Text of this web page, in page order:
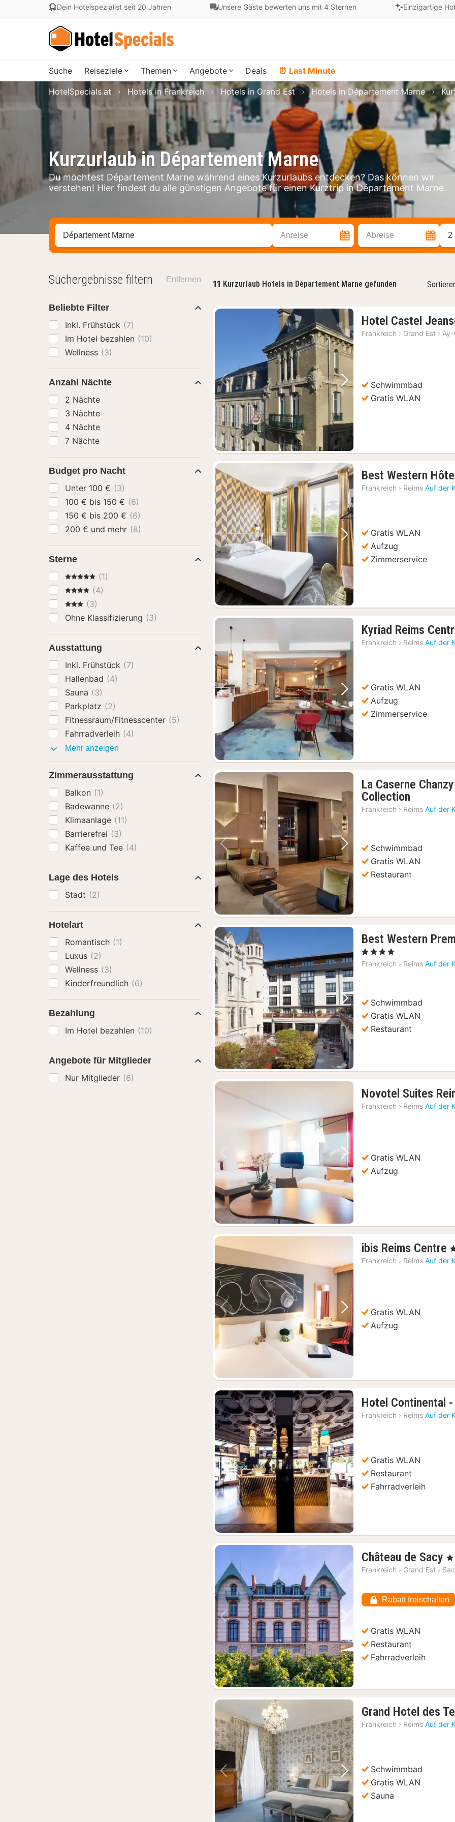
Dein Hotelspezialist seit 20 Jahren Unsere Gäste bewerten uns mit 4 Sternen Einzigartige
Suche Reiseziele Themen Angebote Deals ⏰ Last Minute
Kurzurlaub in Département Marne
Du möchtest Département Marne während eines Kurzurlaubs entdecken? Das können wir
verstehen! Hier findest du alle günstigen Angebote für einen Kurztrip in Département Marne.
HotelSpecials.at Hotels in Frankreich Hotels in Grand Est Hotels in Département Marne
Stadt, Region oder Hotel suchen Anreise Abreise 2
11 Kurzurlaub Hotels in Département Marne gefunden
Vorheriges Bild Nächstes Bild
Hotel Castel
Frankreich › Grand Est ›
Schwimmbad
Gratis WLAN
Vorheriges Bild Nächstes Bild
Best Western
Frankreich › Reims Auf der
Gratis WLAN
Aufzug
Zimmerservice
Vorheriges Bild Nächstes Bild
Kyriad Reims
Frankreich › Reims Auf der
Gratis WLAN
Aufzug
Zimmerservice
Vorheriges Bild Nächstes Bild
La Caserne
Collection
Nacht
€
Frankreich › Reims Auf der
Schwimmbad
Gratis WLAN
Restaurant
Vorheriges Bild Nächstes Bild
Best Western
, 4 Sterne
Frankreich › Reims Auf der
Schwimmbad
Gratis WLAN
Restaurant
Vorheriges Bild Nächstes Bild
Novotel Suites
Frankreich › Reims Auf der
Gratis WLAN
Aufzug
Vorheriges Bild Nächstes Bild
ibis Reims Centre ,
Frankreich › Reims Auf der
Gratis WLAN
Aufzug
Vorheriges Bild Nächstes Bild
Hotel Continental -
Frankreich › Reims Auf der
Gratis WLAN
Restaurant
Fahrradverleih
Vorheriges Bild Nächstes Bild
Château de Sacy 1
€
, 5
Frankreich › Grand Est ›
Rabatt freischalten
Gratis WLAN
Restaurant
Fahrradverleih
Vorheriges Bild Nächstes Bild
Grand Hotel des
Frankreich › Reims Auf der
Schwimmbad
Gratis WLAN
Sauna
Suchergebnisse filtern Entfernen
Beliebte Filter
Inkl. Frühstück (7)
Im Hotel bezahlen (10)
Wellness (3)
Anzahl Nächte
2 Nächte
3 Nächte
4 Nächte
7 Nächte
Budget pro Nacht
Unter 100 € (3)
100 € bis 150 € (6)
150 € bis 200 € (6)
200 € und mehr (8)
Sterne
5 Sterne (1)
4 Sterne(4)
3 Sterne
(3)
Ohne Klassifizierung (3)
Ausstattung
Inkl. Frühstück (7)
Hallenbad (4)
Sauna (3)
Parkplatz (2)
Fitnessraum/Fitnesscenter (5)
Fahrradverleih (4)
Mehr anzeigen
Zimmerausstattung
Balkon (1)
Badewanne (2)
Klimaanlage (11)
Barrierefrei (3)
Kaffee und Tee (4)
Lage des Hotels
Stadt (2)
Hotelart
Romantisch (1)
Luxus (2)
Wellness (3)
Kinderfreundlich (6)
Bezahlung
Im Hotel bezahlen (10)
Angebote für Mitglieder
Nur Mitglieder (6)